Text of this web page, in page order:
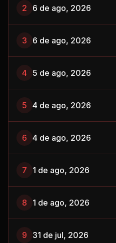
2 6 de ago, 2026
3 6 de ago, 2026
4 5 de ago, 2026
5 4 de ago, 2026
6 4 de ago, 2026
7 1 de ago, 2026
8 1 de ago, 2026
9 31 de jul, 2026